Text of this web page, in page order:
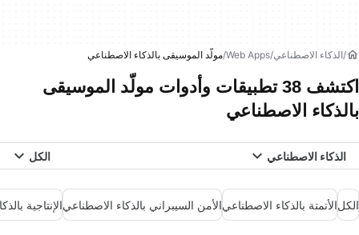
الذكاء الاصطناعي Web Apps مولّد الموسيقى بالذكاء الاصطناعي
اكتشف 38 تطبيقات وأدوات مولّد الموسيقى
بالذكاء الاصطناعي
الذكاء الاصطناعي الكل
الكلالأتمتة بالذكاء الاصطناعيالأمن السيبراني بالذكاء الاصطناعيالإنتاجية